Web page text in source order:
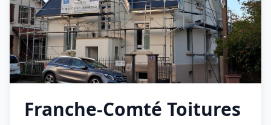
Franche-Comté Toitures